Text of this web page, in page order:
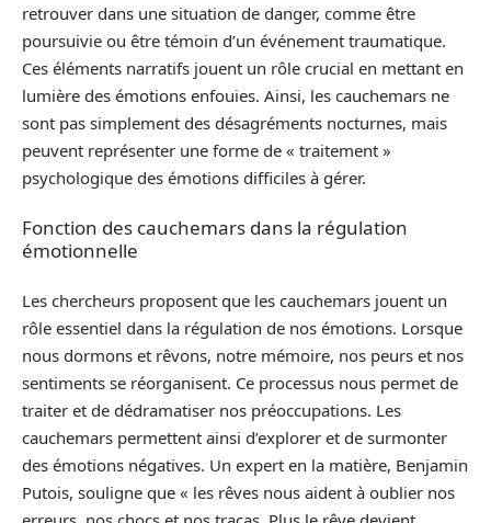
retrouver dans une situation de danger, comme être
poursuivie ou être témoin d’un événement traumatique.
Ces éléments narratifs jouent un rôle crucial en mettant en
lumière des émotions enfouies. Ainsi, les cauchemars ne
sont pas simplement des désagréments nocturnes, mais
peuvent représenter une forme de « traitement »
psychologique des émotions difficiles à gérer.
Fonction des cauchemars dans la régulation
émotionnelle
Les chercheurs proposent que les cauchemars jouent un
rôle essentiel dans la régulation de nos émotions. Lorsque
nous dormons et rêvons, notre mémoire, nos peurs et nos
sentiments se réorganisent. Ce processus nous permet de
traiter et de dédramatiser nos préoccupations. Les
cauchemars permettent ainsi d’explorer et de surmonter
des émotions négatives. Un expert en la matière, Benjamin
Putois, souligne que « les rêves nous aident à oublier nos